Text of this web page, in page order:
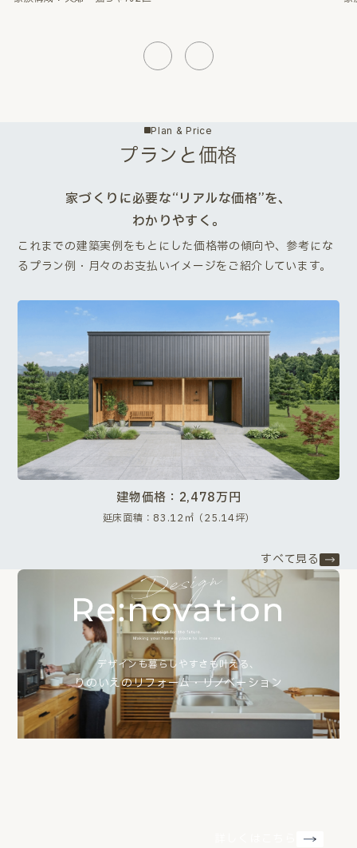
Plan & Price
プランと価格
家づくりに必要な“リアルな価格”を、
わかりやすく。
これまでの建築実例をもとにした価格帯の傾向や、参考にな
るプラン例・月々のお支払いイメージをご紹介しています。
建物価格：2,478万円
延床面積：83.12㎡（25.14坪）
すべて見る
デザインも暮らしやすさも叶える、
りのいえのリフォーム・リノベーション